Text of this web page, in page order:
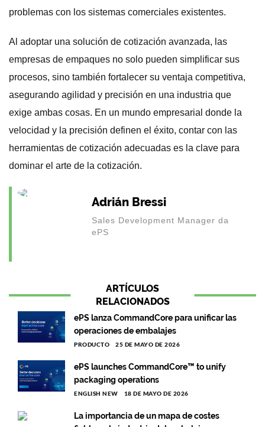
problemas con los sistemas comerciales existentes.
Al adoptar una solución de cotización avanzada, las
empresas de empaques no solo pueden simplificar sus
procesos, sino también fortalecer su ventaja competitiva,
asegurando agilidad y precisión en una industria que
exige ambas cosas. En un mundo empresarial donde la
velocidad y la precisión definen el éxito, contar con las
herramientas de cotización adecuadas es la clave para
dominar el arte de la cotización.
Adrián Bressi
Sales Development Manager da
ePS
ARTÍCULOS
RELACIONADOS
ePS lanza CommandCore para unificar las
operaciones de embalajes
PRODUCTO 25 DE MAYO DE 2026
ePS launches CommandCore™ to unify
packaging operations
ENGLISH NEW 18 DE MAYO DE 2026
La importancia de un mapa de costes